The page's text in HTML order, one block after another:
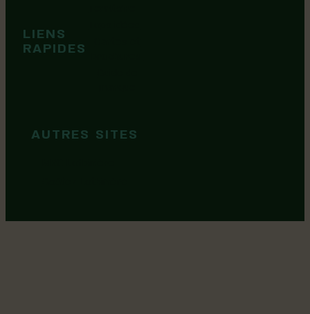
LIENS
RAPIDES
AUTRES SITES